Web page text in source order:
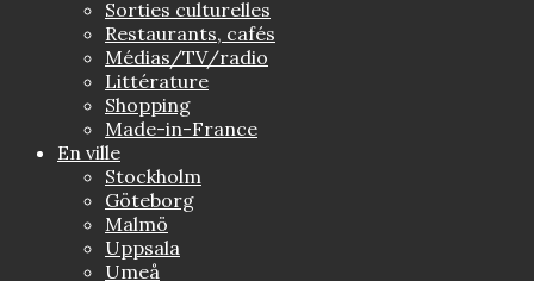
Sorties culturelles
Restaurants, cafés
Médias/TV/radio
Littérature
Shopping
Made-in-France
En ville
Stockholm
Göteborg
Malmö
Uppsala
Umeå